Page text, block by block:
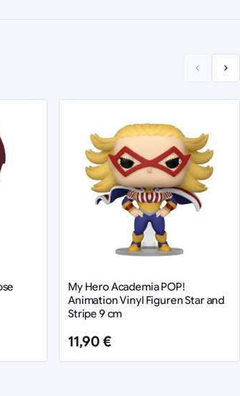
My Hero Academia POP!
Animation Vinyl Figuren Star and
Stripe 9 cm
11,90 €